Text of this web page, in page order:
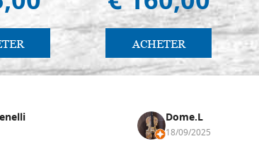
ACHETER
Dome.L
18/09/2025